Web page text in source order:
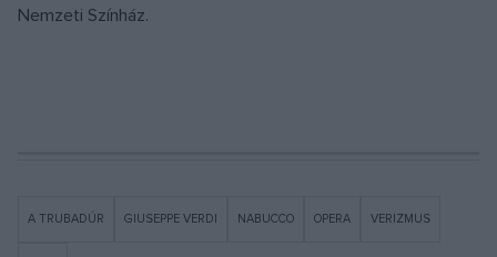
Nemzeti Színház.
A TRUBADÚR GIUSEPPE VERDI NABUCCO OPERA VERIZMUS